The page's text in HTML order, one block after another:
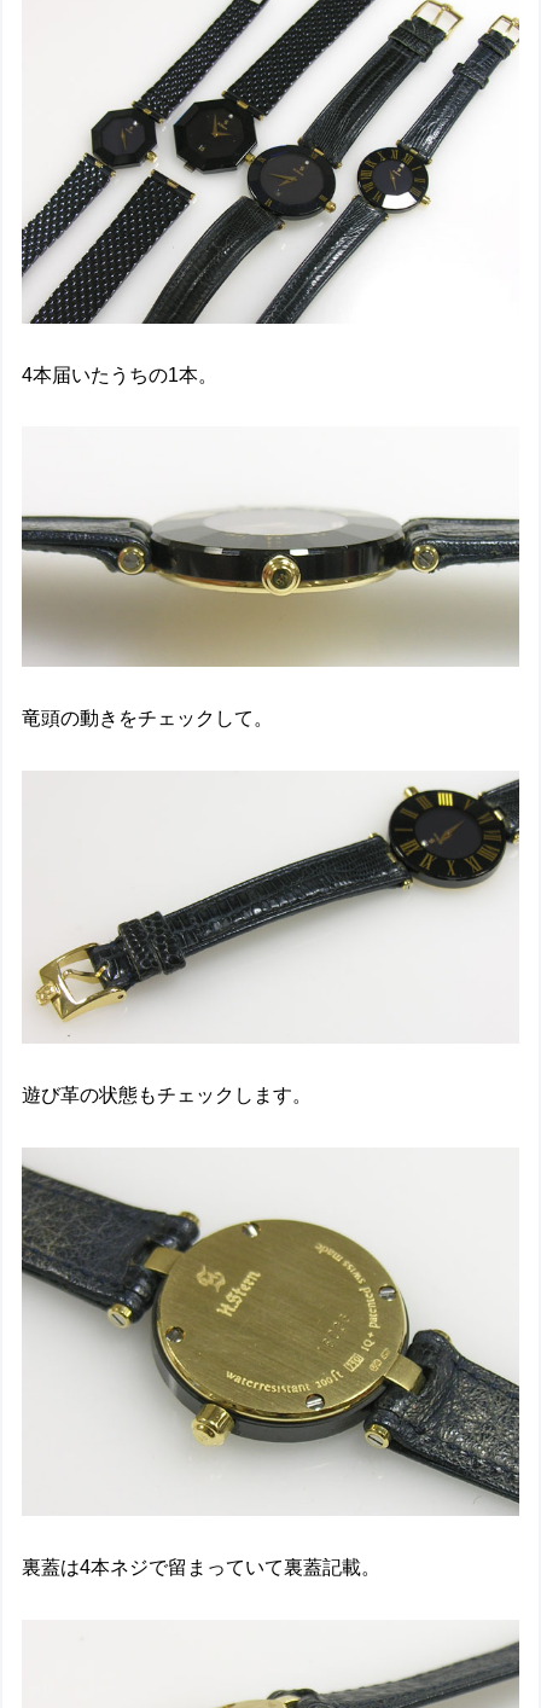
4本届いたうちの1本。
竜頭の動きをチェックして。
遊び革の状態もチェックします。
裏蓋は4本ネジで留まっていて裏蓋記載。